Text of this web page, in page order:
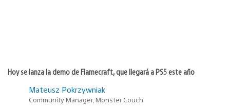
Hoy se lanza la demo de Flamecraft, que llegará a PS5 este año
Mateusz Pokrzywniak
Community Manager, Monster Couch